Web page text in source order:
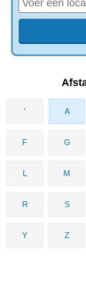
' A
F G
L M
R S
Y Z